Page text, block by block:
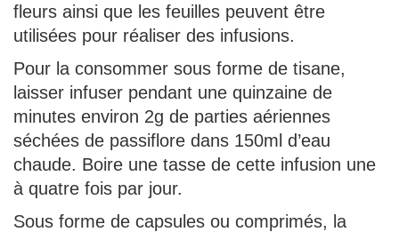
fleurs ainsi que les feuilles peuvent être
utilisées pour réaliser des infusions.
Pour la consommer sous forme de tisane,
laisser infuser pendant une quinzaine de
minutes environ 2g de parties aériennes
séchées de passiflore dans 150ml d’eau
chaude. Boire une tasse de cette infusion une
à quatre fois par jour.
Sous forme de capsules ou comprimés, la